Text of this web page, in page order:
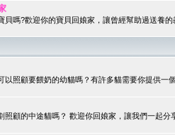
貝嗎?歡迎你的寶貝回娘家，讓曾經幫助過送養
以照顧要餵奶的幼貓嗎？有許多貓需要你提供一
照顧的中途貓嗎？ 歡迎你回娘家，讓我們一起分